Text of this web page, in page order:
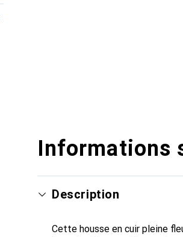
Informations
Description
Cette housse en cuir pleine